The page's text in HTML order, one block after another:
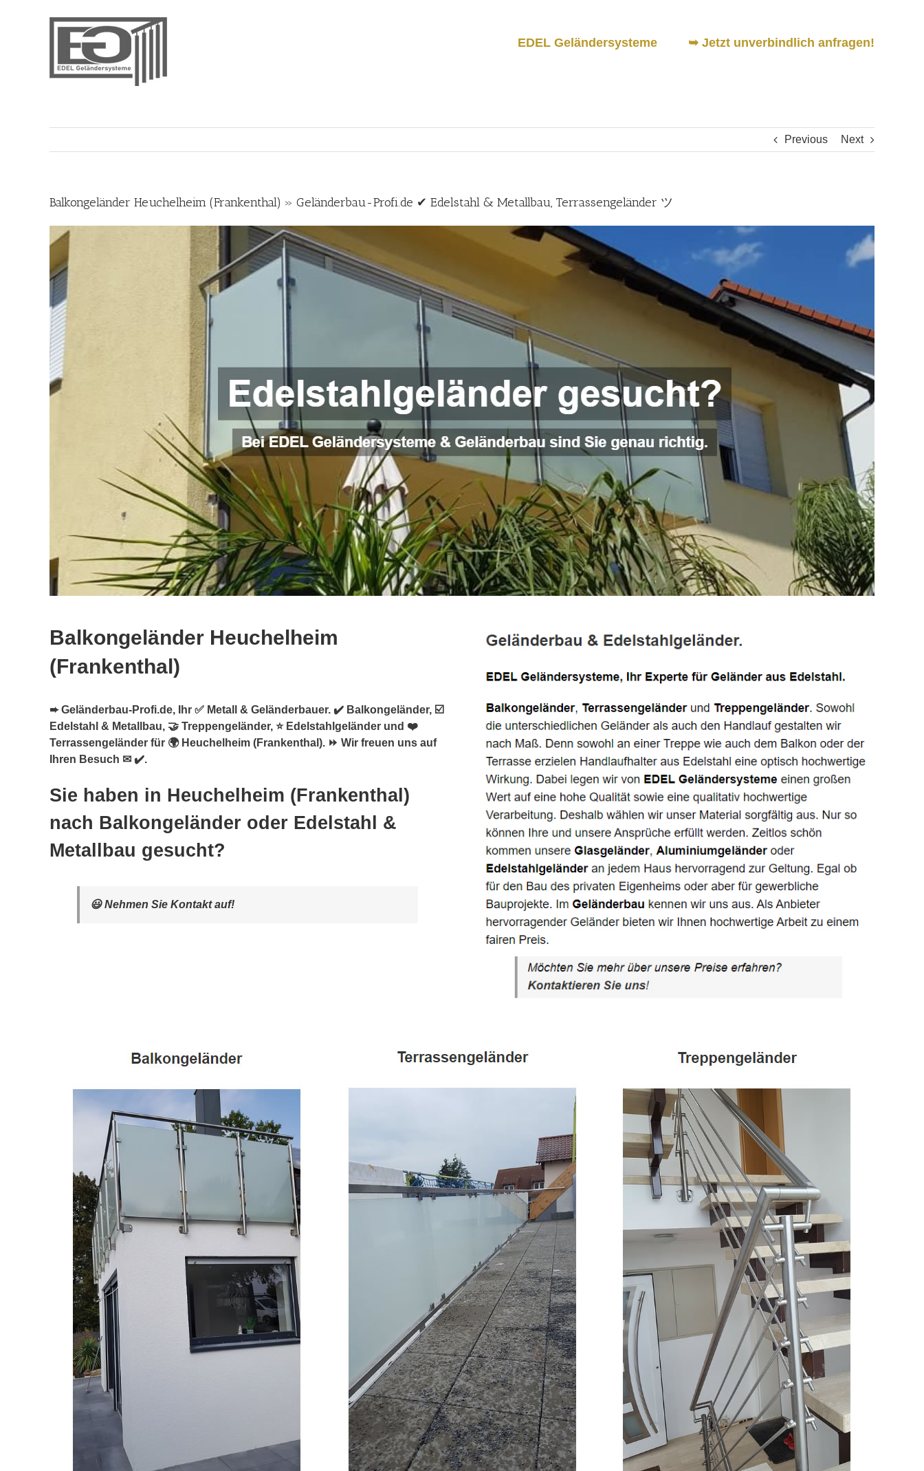
EDEL Geländersysteme ➥ Jetzt unverbindlich anfragen!
Previous Next
Balkongeländer Heuchelheim (Frankenthal) » Geländerbau-Profi.de ✔ Edelstahl & Metallbau, Terrassengeländer ツ
Balkongeländer Heuchelheim
(Frankenthal)
➨ Geländerbau-Profi.de, Ihr ✅ Metall & Geländerbauer. ✔️ Balkongeländer, ☑️
Edelstahl & Metallbau, 🤝 Treppengeländer, ⭐ Edelstahlgeländer und ❤️
Terrassengeländer für 🌍 Heuchelheim (Frankenthal). ⏩ Wir freuen uns auf
Ihren Besuch ✉ ✔️.
Sie haben in Heuchelheim (Frankenthal)
nach Balkongeländer oder Edelstahl &
Metallbau gesucht?
😃 Nehmen Sie Kontakt auf!